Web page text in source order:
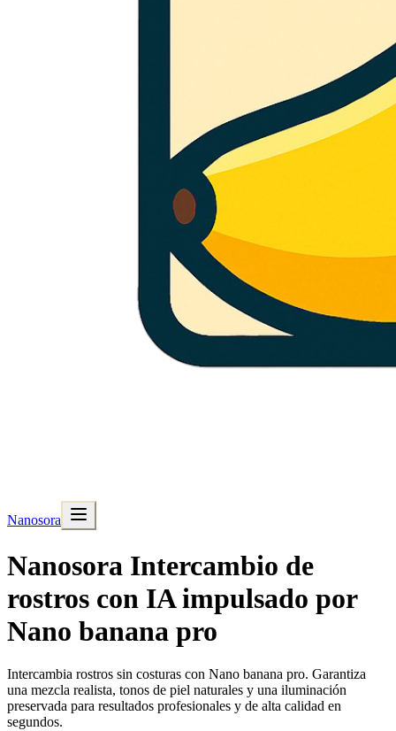
Nanosora
Nanosora Intercambio de
rostros con IA impulsado por
Nano banana pro
Intercambia rostros sin costuras con Nano banana pro. Garantiza
una mezcla realista, tonos de piel naturales y una iluminación
preservada para resultados profesionales y de alta calidad en
segundos.